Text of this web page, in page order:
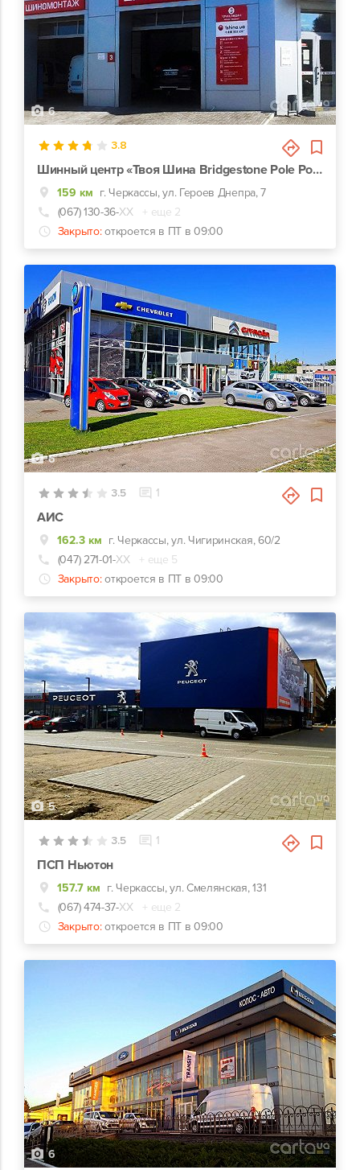
6
3.8
Шинный центр «Твоя Шина Bridgestone Pole Position»
159 км г. Черкассы, ул. Героев Днепра, 7
(067) 130-36-ХХ
+ еще 2
Закрыто: откроется в ПТ в 09:00
6
3.5 1
АИС
162.3 км г. Черкассы, ул. Чигиринская, 60/2
(047) 271-01-ХХ
+ еще 5
Закрыто: откроется в ПТ в 09:00
5
3.5 1
ПСП Ньютон
157.7 км г. Черкассы, ул. Смелянская, 131
(067) 474-37-ХХ
+ еще 2
Закрыто: откроется в ПТ в 09:00
6